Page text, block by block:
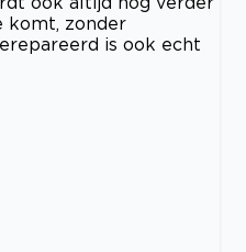
komt, zonder
is ook echt